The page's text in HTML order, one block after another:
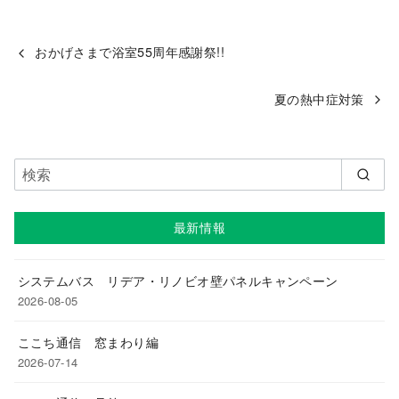
おかげさまで浴室55周年感謝祭!!
夏の熱中症対策
最新情報
システムバス リデア・リノビオ壁パネルキャンペーン
2026-08-05
ここち通信 窓まわり編
2026-07-14